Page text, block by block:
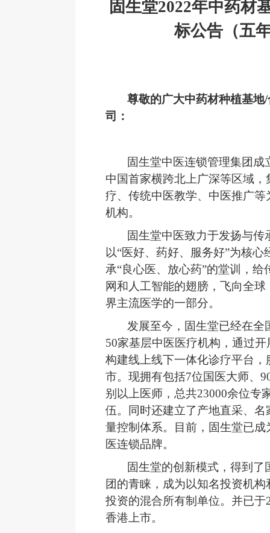
固生堂2022年中药材
标公告（五
尊敬的广大中药材种植基地/
司 ：
固生堂中医连锁管理集团 成
中国首家横跨北上广深等区域，
疗、传统中医教学、中医推广等
机构。
固生堂中医致力于发扬与传
以“医好、药好、服务好”为核心
承“良心医、放心药”的堂训，给
网和人工智能的翅膀，飞向全
界主流医学的一部分。
发展至今，固生堂已经在全
50家基层中医 医疗机构 ，通过
构建线上线下一体化诊疗平台，
市。现拥有包括7位国医大师、 9
别以上医师， 总共23000余位专
伍。同时还建立了产地直采、名
量控制体系。目前，固生堂已成
医连锁品牌。
固生堂的创新模式，得到了
团的青睐，成为以知名投资机
投资的混合所有制 单位。 并已于
香港上市。